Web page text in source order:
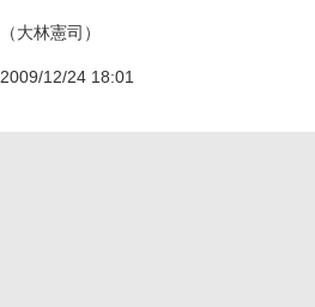
（大林憲司）
2009/12/24 18:01